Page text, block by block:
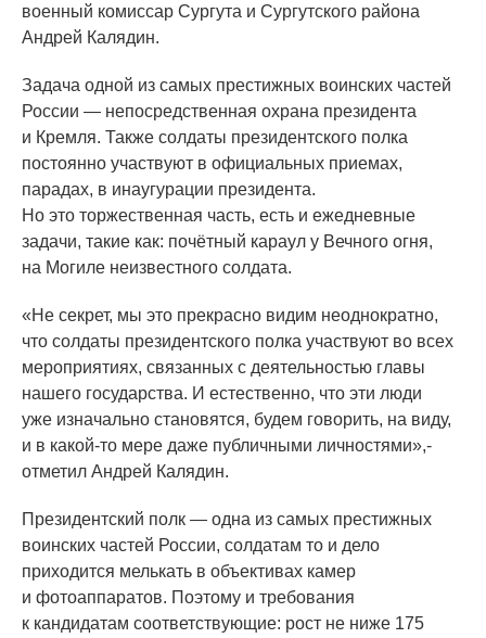
военный комиссар Сургута и Сургутского района
Андрей Калядин.
Задача одной из самых престижных воинских частей
России — непосредственная охрана президента
и Кремля. Также солдаты президентского полка
постоянно участвуют в официальных приемах,
парадах, в инаугурации президента.
Но это торжественная часть, есть и ежедневные
задачи, такие как: почётный караул у Вечного огня,
на Могиле неизвестного солдата.
«Не секрет, мы это прекрасно видим неоднократно,
что солдаты президентского полка участвуют во всех
мероприятиях, связанных с деятельностью главы
нашего государства. И естественно, что эти люди
уже изначально становятся, будем говорить, на виду,
и в какой-то мере даже публичными личностями»,-
отметил Андрей Калядин.
Президентский полк — одна из самых престижных
воинских частей России, солдатам то и дело
приходится мелькать в объективах камер
и фотоаппаратов. Поэтому и требования
к кандидатам соответствующие: рост не ниже 175